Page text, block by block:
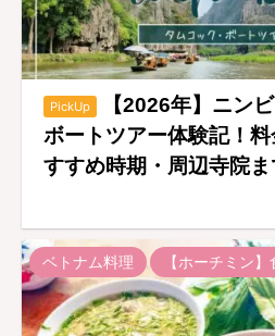
PickUp
【2026年】ニン
ボートツアー体験記！
すすめ時期・周辺寺院
ベトナム料理 【ホーチミン